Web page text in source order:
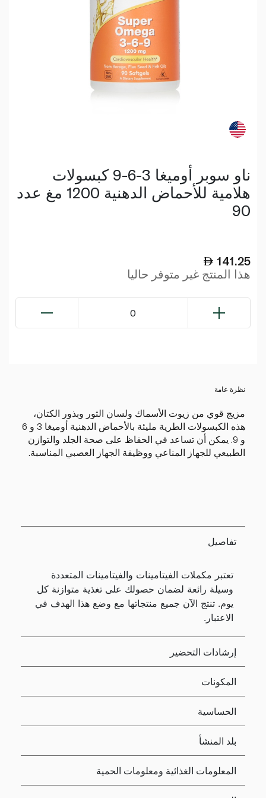
ناو سوبر أوميغا 3-6-9 كبسولات
هلامية للأحماض الدهنية 1200 مغ عدد
90
141.25
هذا المنتج غير متوفر حاليا
0
نظرة عامة
مزيج قوي من زيوت الأسماك ولسان الثور وبذور الكتان،
هذه الكبسولات الطرية مليئة بالأحماض الدهنية أوميغا 3 و 6
و 9. يمكن أن تساعد في الحفاظ على صحة الجلد والتوازن
الطبيعي للجهاز المناعي ووظيفة الجهاز العصبي المناسبة.
تفاصيل
تعتبر مكملات الفيتامينات والفيتامينات المتعددة
وسيلة رائعة لضمان حصولك على تغذية متوازنة كل
يوم. تنتج الآن جميع منتجاتها مع وضع هذا الهدف في
الاعتبار.
إرشادات التحضير
المكونات
الحساسية
بلد المنشأ
المعلومات الغذائية ومعلومات الحمية